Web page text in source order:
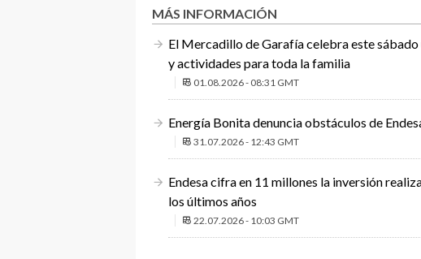
MÁS INFORMACIÓN
El Mercadillo de Garafía celebra este
y actividades para toda la familia
01.08.2026 - 08:31 GMT
Energía Bonita denuncia obstáculos de
31.07.2026 - 12:43 GMT
Endesa cifra en 11 millones la inversión
los últimos años
22.07.2026 - 10:03 GMT